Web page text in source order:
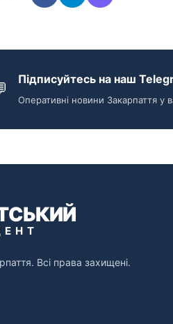
Підписуйтесь на наш
Оперативні новини Закарпаття у
Всі права захищені.